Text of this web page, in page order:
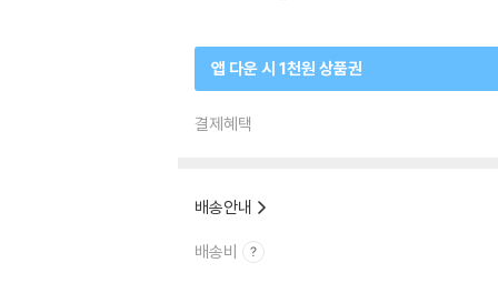
앱 다운 시 1천원 상품권
결제혜택
배송안내
배송비